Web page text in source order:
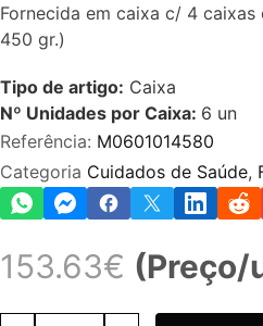
Fornecida em caixa c/ 4
450 gr.)
Tipo de artigo: Caixa
Nº Unidades por Caixa: 6 un
Referência: M0601014580
Categoria Cuidados de Saúde,
153.63€ (Preço/